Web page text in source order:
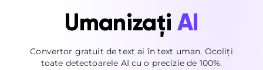
Umanizați AI
Convertor gratuit de text ai în text uman. Ocoliți
toate detectoarele AI cu o precizie de 100%.